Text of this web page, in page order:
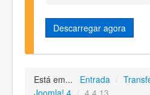
Descarregar agora
Está em... Entrada /